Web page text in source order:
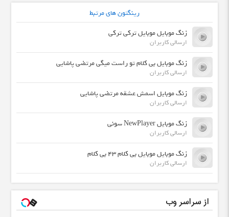
رینگتون های مرتبط
زنگ موبایل موبایل ترکی ترکی
ارسالی کاربران
زنگ موبایل بی کلام تو راست میگی مرتضی پاشایی
ارسالی کاربران
زنگ موبایل اسمش عشقه مرتضی پاشایی
ارسالی کاربران
زنگ موبایل NewPlayer سونی
ارسالی کاربران
زنگ موبایل موبایل بی کلام ۴۳ بی کلام
ارسالی کاربران
از سراسر وب